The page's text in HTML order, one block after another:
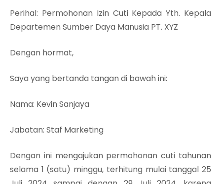
Perihal: Permohonan Izin Cuti Kepada Yth. Kepala
Departemen Sumber Daya Manusia PT. XYZ
Dengan hormat,
Saya yang bertanda tangan di bawah ini:
Nama: Kevin Sanjaya
Jabatan: Staf Marketing
Dengan ini mengajukan permohonan cuti tahunan
selama 1 (satu) minggu, terhitung mulai tanggal 25